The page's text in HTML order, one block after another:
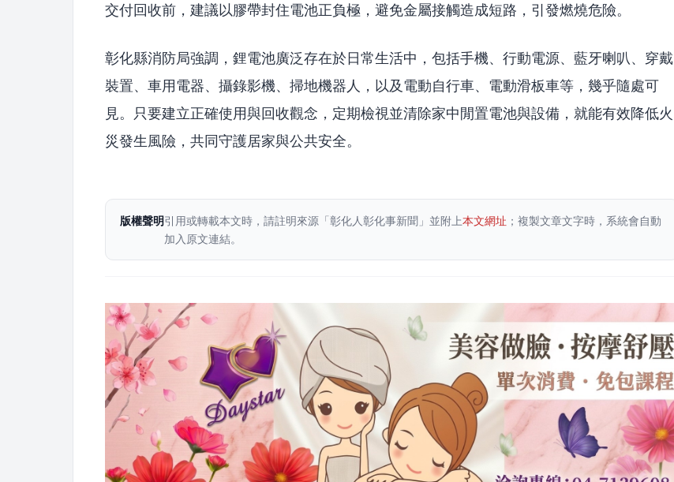
交付回收前，建議以膠帶封住電池正負極，避免金屬接觸造成短路，引發燃燒危險。
彰化縣消防局強調，鋰電池廣泛存在於日常生活中，包括手機、行動電源、藍牙喇叭、穿戴
裝置、車用電器、攝錄影機、掃地機器人，以及電動自行車、電動滑板車等，幾乎隨處可
見。只要建立正確使用與回收觀念，定期檢視並清除家中閒置電池與設備，就能有效降低火
災發生風險，共同守護居家與公共安全。
版權聲明引用或轉載本文時，請註明來源「彰化人彰化事新聞」並附上本文網址 ；複製文章文字時，系統會自動
加入原文連結。